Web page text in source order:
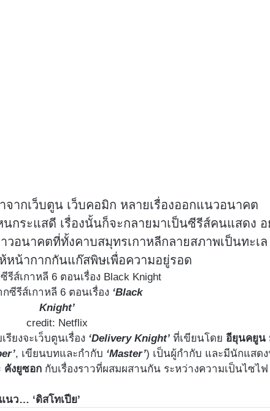
จากเว็บตูน เว็บคอมิก หลายเรื่องออกแนวอนาคต
กระแสดี เรื่องนั้นก็จะกลายมาเป็นซีรีส์คนแสดง อ
าวอนาคตที่ทั้งคาบสมุทรเกาหลีกลายสภาพเป็นทะเล
หน้ากากกันแก๊สพิษเพื่อความอยู่รอด
ซีรีส์เกาหลี 6 ตอนเรื่อง ‘Black
Knight’
credit: Netflix
ยงจะเว็บตูนเรื่อง ‘Delivery Knight’ ที่เขียนโดยอียุนคยูน
, เขียนบทและกำกับ ‘Master’) เป็นผู้กำกับ และมีนักแสด
คังยูซอก กับเรื่องราวที่ผสมผสานกัน ระหว่างความเป็นไซไ
นว… ‘ดิสโทเปีย’